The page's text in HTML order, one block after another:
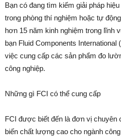
Bạn có đang tìm kiếm giải pháp
trong phòng thí nghiệm hoặc tự
hơn 15 năm kinh nghiệm trong lĩnh
bạn Fluid Components International
việc cung cấp các sản phẩm đo
công nghiệp.
Những gì FCI có thể cung cấp
FCI được biết đến là đơn vị chuyên
biến chất lượng cao cho ngành